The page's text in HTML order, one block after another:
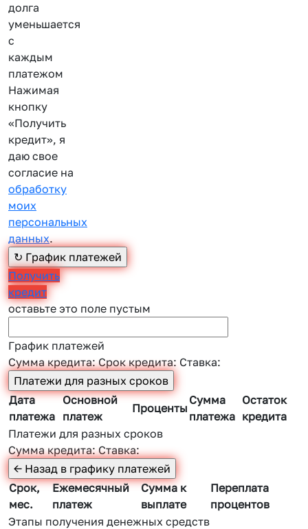
долга
уменьшается
с
каждым
платежом
Нажимая
кнопку
«Получить
кредит», я
даю свое
согласие на
обработку
моих
персональных
данных.
Получить
кредит
оставьте это поле пустым
График платежей
Сумма кредита:Срок кредита: Ставка:
Дата
платежа
Основной
платеж
Проценты
Сумма
платежа
Остаток
кредита
Платежи для разных сроков
Сумма кредита:Ставка:
Срок,
мес.
Ежемесячный
платеж
Сумма к
выплате
Переплата
процентов
Этапы получения денежных средств